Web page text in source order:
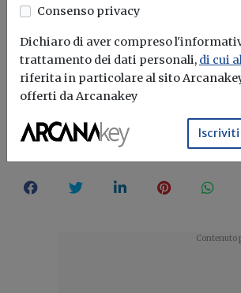
architettura, Anac: vietato
inferiore alle tabelle
Consiglio nazionale degli ingegneri
Compensi
Consenso privacy
Dichiaro di aver compreso
trattamento dei dati personali, di cui
riferita in particolare al sito
offerti da Arcanakey